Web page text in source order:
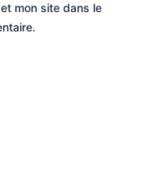
mon site dans le